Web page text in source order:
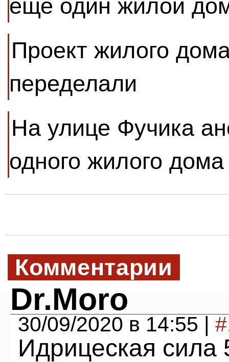
еще один жилой
Проект жилого
переделали
На улице Фучика
одного жилого
Комментарии
Dr.Moro
30/09/2020 в 14:55 |
Идрицеская сила